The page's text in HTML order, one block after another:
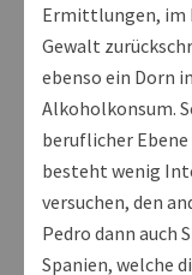
Ermittlungen, im
Gewalt
ebenso ein Dorn
Alkoholkonsum.
beruflicher
besteht wenig
versuchen, den
Pedro dann auch
Spanien, welche